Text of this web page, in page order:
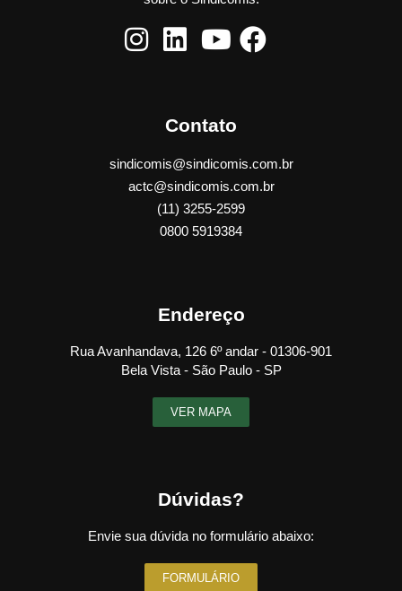
Contato
sindicomis@sindicomis.com.br
actc@sindicomis.com.br
(11) 3255-2599
0800 5919384
Endereço
Rua Avanhandava, 126 6º andar - 01306-901
Bela Vista - São Paulo - SP
VER MAPA
Dúvidas?
Envie sua dúvida no formulário abaixo:
FORMULÁRIO